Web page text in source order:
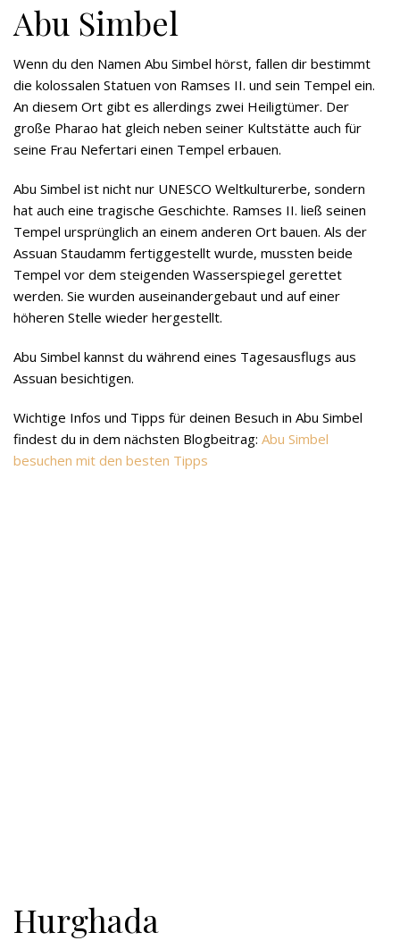
Abu Simbel
Wenn du den Namen Abu Simbel hörst, fallen dir bestimmt
die kolossalen Statuen von Ramses II. und sein Tempel ein.
An diesem Ort gibt es allerdings zwei Heiligtümer. Der
große Pharao hat gleich neben seiner Kultstätte auch für
seine Frau Nefertari einen Tempel erbauen.
Abu Simbel ist nicht nur UNESCO Weltkulturerbe, sondern
hat auch eine tragische Geschichte. Ramses II. ließ seinen
Tempel ursprünglich an einem anderen Ort bauen. Als der
Assuan Staudamm fertiggestellt wurde, mussten beide
Tempel vor dem steigenden Wasserspiegel gerettet
werden. Sie wurden auseinandergebaut und auf einer
höheren Stelle wieder hergestellt.
Abu Simbel kannst du während eines Tagesausflugs aus
Assuan besichtigen.
Wichtige Infos und Tipps für deinen Besuch in Abu Simbel
findest du in dem nächsten Blogbeitrag: Abu Simbel
besuchen mit den besten Tipps
Hurghada